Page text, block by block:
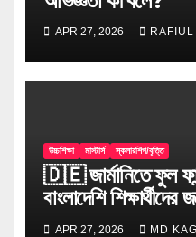
APR 27, 2026
উচ্চশিক্ষা মাস্টার্স স্কলারশিপ/বৃত্তি
🇩🇪 জার্মানিতে ফুল
বাংলাদেশি
টিপস
APR 27, 2026 MD